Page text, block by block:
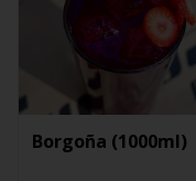
Borgoña (1000ml)